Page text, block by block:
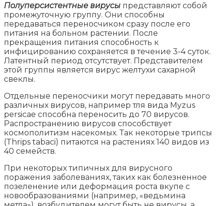
Полуперсистентные вирусы представляют собой
промежуточную группу. Они способны
передаваться переносчиком сразу после его
питания на больном растении. После
прекращения питания способность к
инфицированию сохраняется в течение 3-4 суток.
Латентный период отсутствует. Представителем
этой группы является вирус желтухи сахарной
свеклы.
Отдельные переносчики могут передавать много
различных вирусов, например тля вида Myzus
persicae способна переносить до 70 вирусов.
Распространению вирусов способствует
космополитизм насекомых. Так некоторые трипсы
(Thrips tabaci) питаются на растениях 140 видов из
40 семейств.
При некоторых типичных для вирусного
поражения заболеваниях, таких как болезненное
позеленение или деформация роста вкупе с
новообразованиями (например, «ведьмина